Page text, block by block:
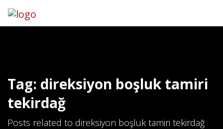
Tag: direksiyon boşluk tamiri
tekirdağ
Posts related to direksiyon boşluk tamiri tekirdağ